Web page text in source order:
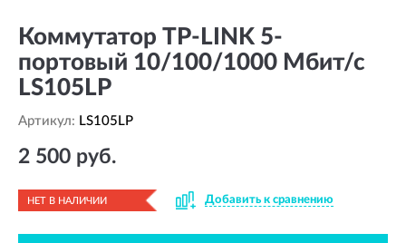
Коммутатор TP-LINK 5-
портовый 10/100/1000 Мбит/с
LS105LP
Артикул: LS105LP
2 500 руб.
НЕТ В НАЛИЧИИ Добавить к сравнению